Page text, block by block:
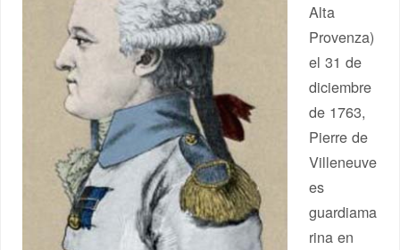
Alta
Provenza)
el 31 de
diciembre
de 1763,
Pierre de
Villeneuve
es
guardiama
rina en